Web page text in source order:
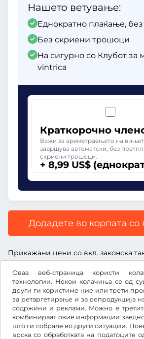
Оваа веб-страница користи
технологии. Некои колачиња се од
други ги користиме ние или трети
за ретаргетирање и за репродукција
содржини и реклами. Можно е
комбинираат овие информации
што ги собрале во други ситуации.
врска со обработката на податоците
Нашето ветување:
Еднократно плаќање,
Без скриени трошоци
На сигурно со Клубот за
vintrica
Краткорочно
Важи за времетраењето на
завршува автоматски, без
скриени трошоци.
+ 8,99 US$
Додадете во корпата со
Прикажани цени со вкл. законска
вкл. надоместок за услуга и вкл.
US$USD